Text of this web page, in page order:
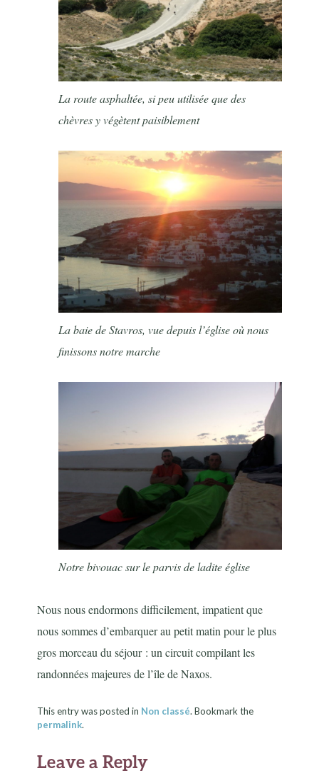
La route asphaltée, si peu utilisée que des
chèvres y végètent paisiblement
La baie de Stavros, vue depuis l’église où nous
finissons notre marche
Notre bivouac sur le parvis de ladite église
Nous nous endormons difficilement, impatient que
nous sommes d’embarquer au petit matin pour le plus
gros morceau du séjour : un circuit compilant les
randonnées majeures de l’île de Naxos.
This entry was posted in Non classé. Bookmark the
permalink.
Leave a Reply